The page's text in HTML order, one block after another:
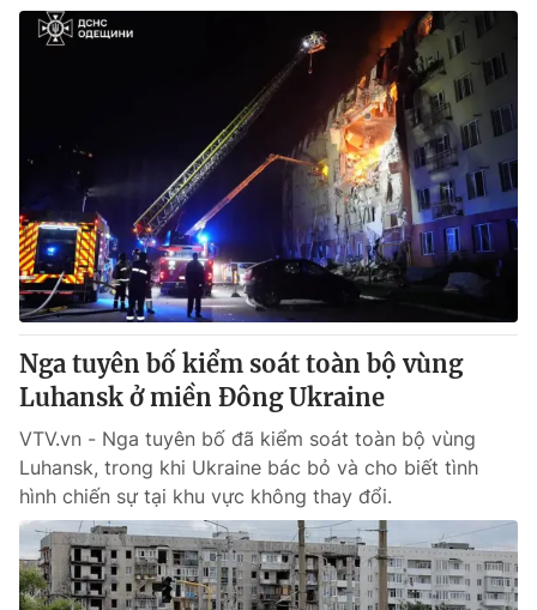
Liên hệ quảng cáo:024-7300.7108
® Cấm sao chép dưới mọi hình thức nếu không có sự chấp
thuận bằng văn bản. Ghi rõ nguồn VTV.vn khi phát hành lại
thông tin từ website này.
Nga tuyên bố kiểm soát toàn bộ vùng
Luhansk ở miền Đông Ukraine
VTV.vn - Nga tuyên bố đã kiểm soát toàn bộ vùng
Luhansk, trong khi Ukraine bác bỏ và cho biết tình
hình chiến sự tại khu vực không thay đổi.